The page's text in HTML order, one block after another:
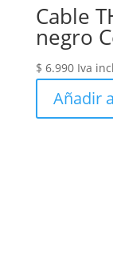
Cable
negro
$ 6.990 Iva
Añadir